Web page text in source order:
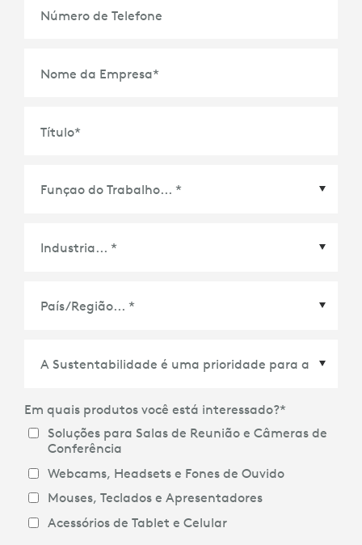
Número de Telefone
Nome da Empresa*
Título*
Em quais produtos você está interessado?*
Soluções para Salas de Reunião e Câmeras de
Conferência
Webcams, Headsets e Fones de Ouvido
Mouses, Teclados e Apresentadores
Acessórios de Tablet e Celular